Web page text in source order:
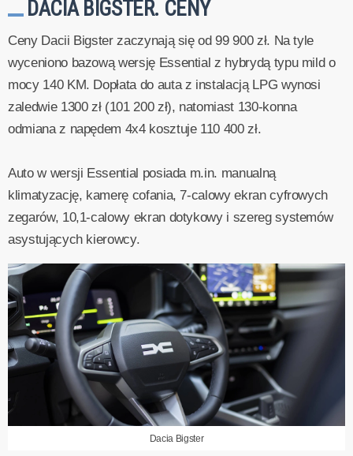
DACIA BIGSTER. CENY
Ceny Dacii Bigster zaczynają się od 99 900 zł. Na tyle
wyceniono bazową wersję Essential z hybrydą typu mild o
mocy 140 KM. Dopłata do auta z instalacją LPG wynosi
zaledwie 1300 zł (101 200 zł), natomiast 130-konna
odmiana z napędem 4x4 kosztuje 110 400 zł.
Auto w wersji Essential posiada m.in. manualną
klimatyzację, kamerę cofania, 7-calowy ekran cyfrowych
zegarów, 10,1-calowy ekran dotykowy i szereg systemów
asystujących kierowcy.
Dacia Bigster